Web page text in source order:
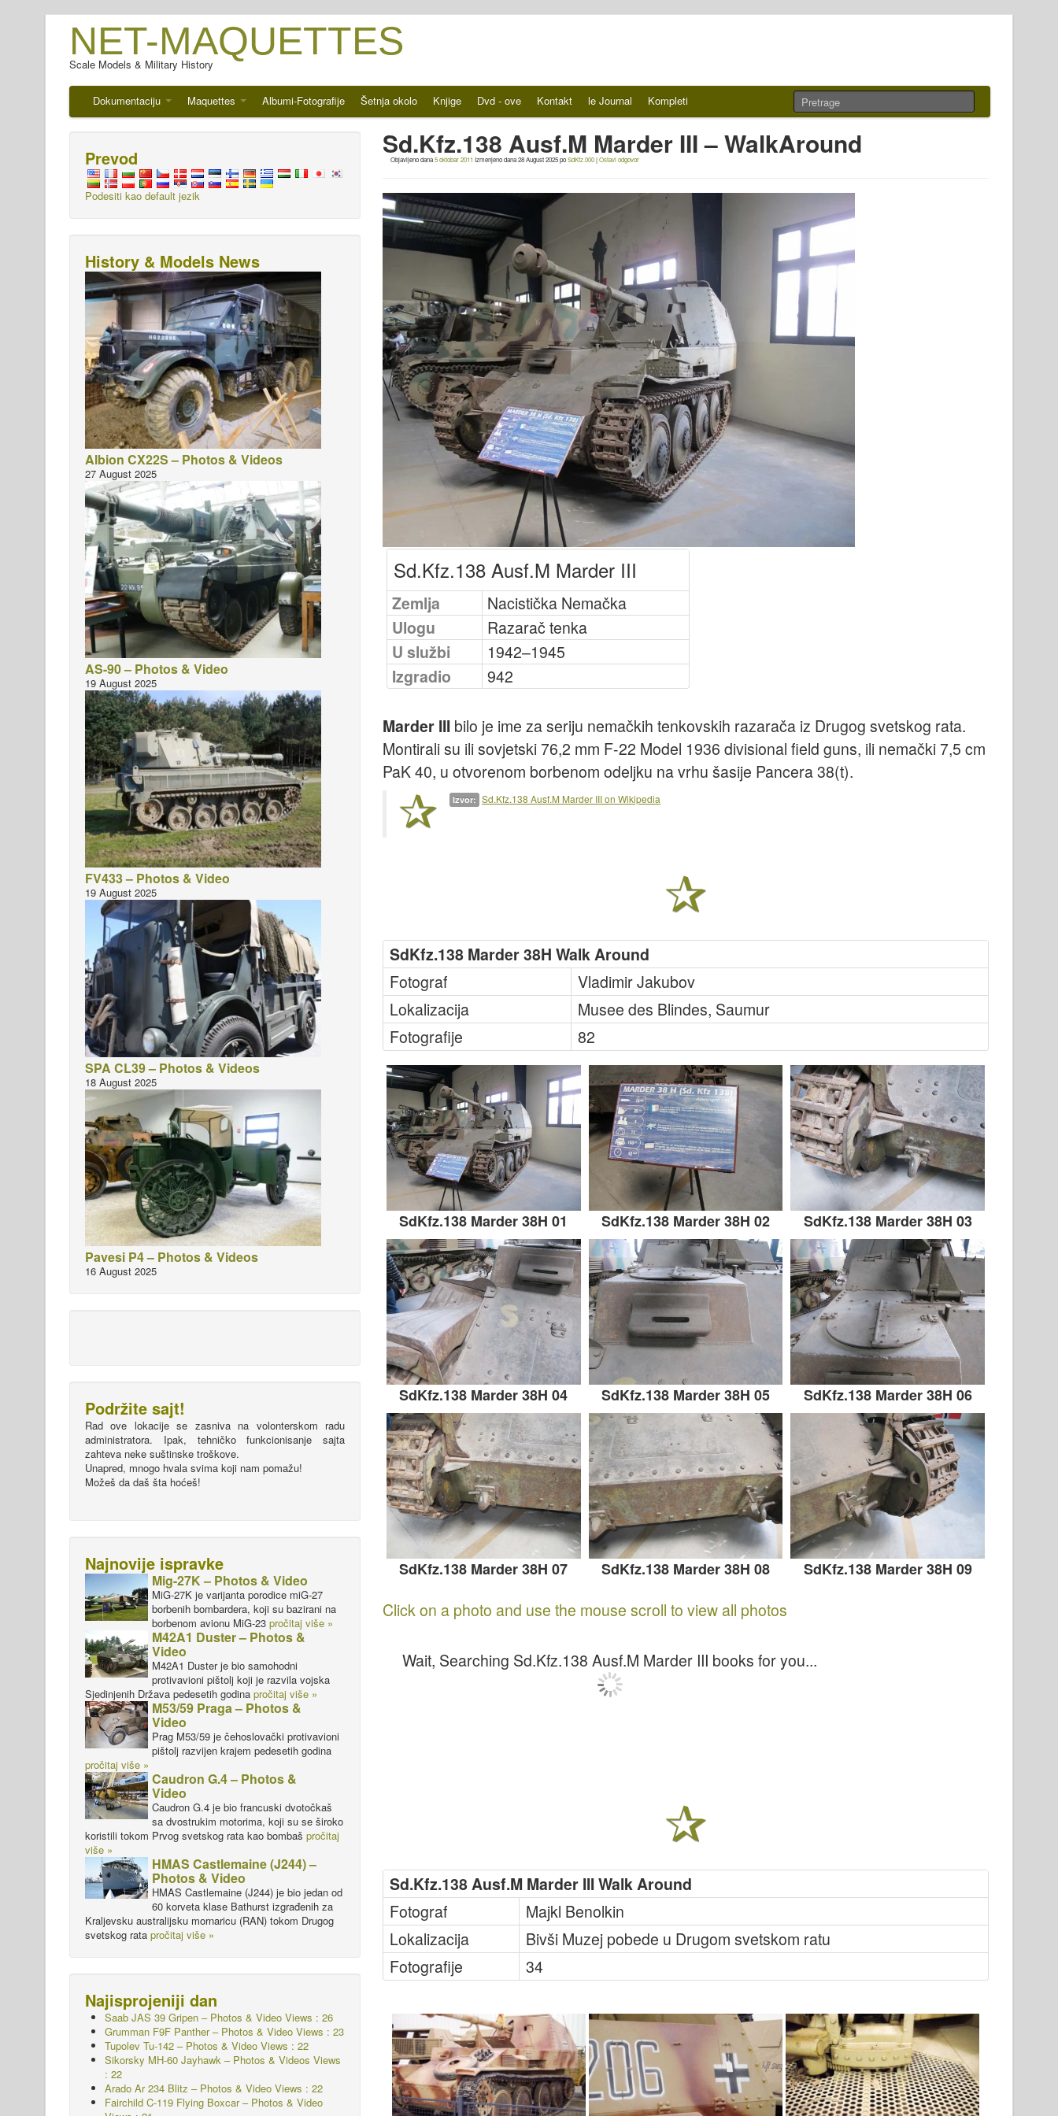
NET-MAQUETTES
Scale Models & Military History
Dokumentaciju Maquettes Albumi-Fotografije Šetnja okolo Knjige Dvd - ove Kontakt le Journal Kompleti
Sd.Kfz.138 Ausf.M Marder III – WalkAround
Objavljeno dana5 oktobar 2011 Izmenjeno dana28 August 2025poSdKfz.000|Ostavi odgovor
Sd.Kfz.138 Ausf.M Marder III
Zemlja
Nacistička Nemačka
Ulogu
Razarač tenka
U službi
1942–1945
Izgradio
942
Marder III bilo je ime za seriju nemačkih tenkovskih razarača iz Drugog svetskog rata.
Montirali su ili sovjetski 76,2 mm F-22 Model 1936 divisional field guns, ili nemački 7,5 cm
PaK 40, u otvorenom borbenom odeljku na vrhu šasije Pancera 38(t).
Izvor: Sd.Kfz.138 Ausf.M Marder III on Wikipedia
SdKfz.138 Marder 38H Walk Around
Fotograf
Vladimir Jakubov
Lokalizacija
Musee des Blindes, Saumur
Fotografije
82
SdKfz.138 Marder 38H 01 SdKfz.138 Marder 38H 02 SdKfz.138 Marder 38H 03
SdKfz.138 Marder 38H 04 SdKfz.138 Marder 38H 05 SdKfz.138 Marder 38H 06
SdKfz.138 Marder 38H 07 SdKfz.138 Marder 38H 08 SdKfz.138 Marder 38H 09
Click on a photo and use the mouse scroll to view all photos
Wait, Searching Sd.Kfz.138 Ausf.M Marder III books for you...
Sd.Kfz.138 Ausf.M Marder III Walk Around
Fotograf
Majkl Benolkin
Lokalizacija
Bivši Muzej pobede u Drugom svetskom ratu
Fotografije
34
Prevod
Podesiti kao default jezik
History & Models News
Albion CX22S – Photos & Videos
27 August 2025
AS-90 – Photos & Video
19 August 2025
FV433 – Photos & Video
19 August 2025
SPA CL39 – Photos & Videos
18 August 2025
Pavesi P4 – Photos & Videos
16 August 2025
Podržite sajt!
Rad ove lokacije se zasniva na volonterskom radu
administratora. Ipak, tehničko funkcionisanje sajta
zahteva neke suštinske troškove.
Unapred, mnogo hvala svima koji nam pomažu!
Možeš da daš šta hoćeš!
Najnovije ispravke
Mig-27K – Photos & Video
MiG-27K je varijanta porodice miG-27
borbenih bombardera, koji su bazirani na
borbenom avionu MiG-23 pročitaj više »
M42A1 Duster – Photos &
Video
M42A1 Duster je bio samohodni
protivavioni pištolj koji je razvila vojska
Sjedinjenih Država pedesetih godina pročitaj više »
M53/59 Praga – Photos &
Video
Prag M53/59 je čehoslovački protivavioni
pištolj razvijen krajem pedesetih godina
pročitaj više »
Caudron G.4 – Photos &
Video
Caudron G.4 je bio francuski dvotočkaš
sa dvostrukim motorima, koji su se široko
koristili tokom Prvog svetskog rata kao bombaš pročitaj
više »
HMAS Castlemaine (J244) –
Photos & Video
HMAS Castlemaine (J244) je bio jedan od
60 korveta klase Bathurst izgrađenih za
Kraljevsku australijsku mornaricu (RAN) tokom Drugog
svetskog rata pročitaj više »
Najisprojeniji dan
Saab JAS 39 Gripen – Photos & Video Views : 26
Grumman F9F Panther – Photos & Video Views : 23
Tupolev Tu-142 – Photos & Video Views : 22
Sikorsky MH-60 Jayhawk – Photos & Videos Views
: 22
Arado Ar 234 Blitz – Photos & Video Views : 22
Fairchild C-119 Flying Boxcar – Photos & Video